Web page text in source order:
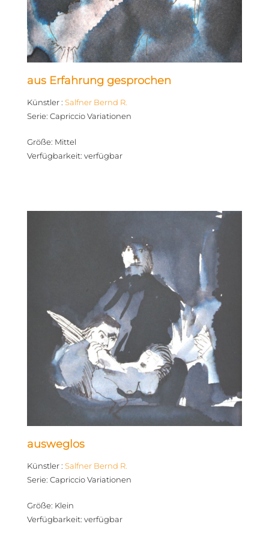
aus Erfahrung gesprochen
Künstler: Salfner Bernd R.
Serie: Capriccio Variationen
Größe: Mittel
Verfügbarkeit: verfügbar
ausweglos
Künstler: Salfner Bernd R.
Serie: Capriccio Variationen
Größe: Klein
Verfügbarkeit: verfügbar